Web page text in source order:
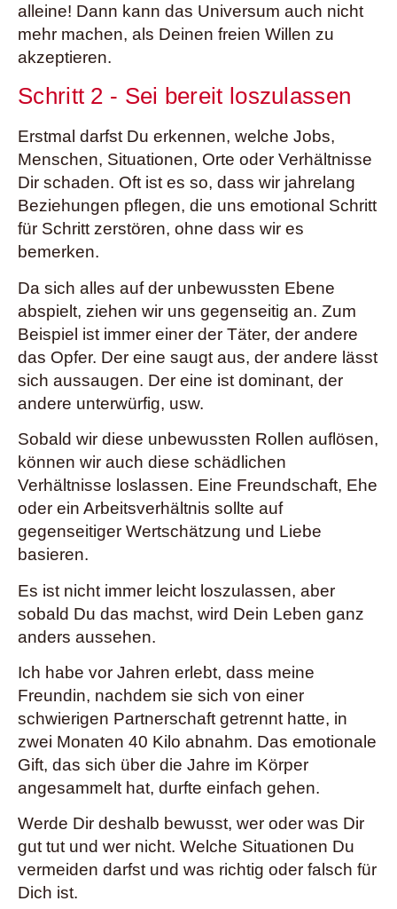
alleine! Dann kann das Universum auch nicht
mehr machen, als Deinen freien Willen zu
akzeptieren.
Schritt 2 - Sei bereit loszulassen
Erstmal darfst Du erkennen, welche Jobs,
Menschen, Situationen, Orte oder Verhältnisse
Dir schaden. Oft ist es so, dass wir jahrelang
Beziehungen pflegen, die uns emotional Schritt
für Schritt zerstören, ohne dass wir es
bemerken.
Da sich alles auf der unbewussten Ebene
abspielt, ziehen wir uns gegenseitig an. Zum
Beispiel ist immer einer der Täter, der andere
das Opfer. Der eine saugt aus, der andere lässt
sich aussaugen. Der eine ist dominant, der
andere unterwürfig, usw.
Sobald wir diese unbewussten Rollen auflösen,
können wir auch diese schädlichen
Verhältnisse loslassen. Eine Freundschaft, Ehe
oder ein Arbeitsverhältnis sollte auf
gegenseitiger Wertschätzung und Liebe
basieren.
Es ist nicht immer leicht loszulassen, aber
sobald Du das machst, wird Dein Leben ganz
anders aussehen.
Ich habe vor Jahren erlebt, dass meine
Freundin, nachdem sie sich von einer
schwierigen Partnerschaft getrennt hatte, in
zwei Monaten 40 Kilo abnahm. Das emotionale
Gift, das sich über die Jahre im Körper
angesammelt hat, durfte einfach gehen.
Werde Dir deshalb bewusst, wer oder was Dir
gut tut und wer nicht. Welche Situationen Du
vermeiden darfst und was richtig oder falsch für
Dich ist.